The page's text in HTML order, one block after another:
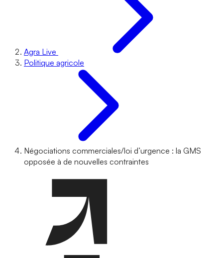
Agra Live
Politique agricole
Négociations commerciales/loi d’urgence : la GMS
opposée à de nouvelles contraintes